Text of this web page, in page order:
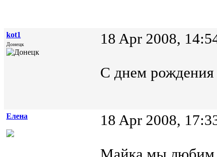
kot1
Донецк 18 Apr 2008,
С днем
Елена 18 Apr 2008,